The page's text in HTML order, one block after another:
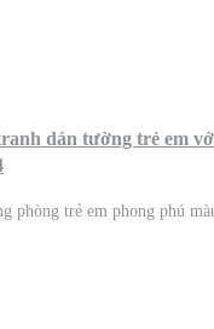
dán tường trẻ em
phòng trẻ em phong phú